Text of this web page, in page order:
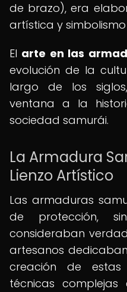
de brazo), era
artística y
El arte en las
evolución de la
largo de los
ventana a la
sociedad samurái.
La Armadura
Lienzo Artístico
Las armaduras
de protección,
consideraban
artesanos
creación de estas
técnicas